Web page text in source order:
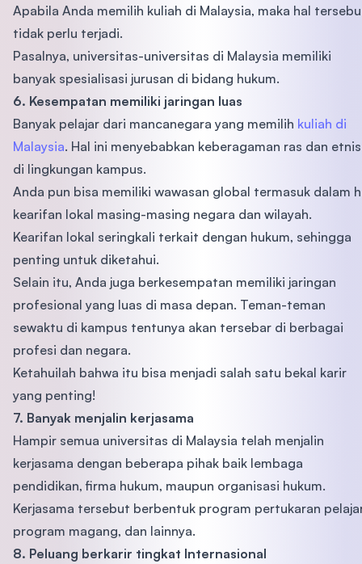
Apabila Anda memilih kuliah di Malaysia, maka hal
tidak perlu terjadi.
Pasalnya, universitas-universitas di Malaysia memiliki
banyak spesialisasi jurusan di bidang hukum.
6. Kesempatan memiliki jaringan luas
Banyak pelajar dari mancanegara yang memilih kuliah di
Malaysia. Hal ini menyebabkan keberagaman ras dan etnis
di lingkungan kampus.
Anda pun bisa memiliki wawasan global termasuk dalam
kearifan lokal masing-masing negara dan wilayah.
Kearifan lokal seringkali terkait dengan hukum, sehingga
penting untuk diketahui.
Selain itu, Anda juga berkesempatan memiliki jaringan
profesional yang luas di masa depan. Teman-teman
sewaktu di kampus tentunya akan tersebar di berbagai
profesi dan negara.
Ketahuilah bahwa itu bisa menjadi salah satu bekal karir
yang penting!
7. Banyak menjalin kerjasama
Hampir semua universitas di Malaysia telah menjalin
kerjasama dengan beberapa pihak baik lembaga
pendidikan, firma hukum, maupun organisasi hukum.
Kerjasama tersebut berbentuk program pertukaran
program magang, dan lainnya.
8. Peluang berkarir tingkat Internasional